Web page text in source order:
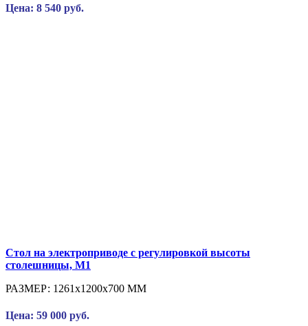
Цена: 8 540 руб.
Стол на электроприводе с регулировкой высоты
столешницы, М1
РАЗМЕР: 1261x1200x700 ММ
Цена: 59 000 руб.